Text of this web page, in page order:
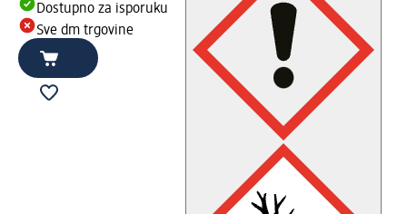
Dostupno za isporuku
Sve dm trgovine